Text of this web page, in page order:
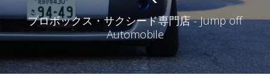
プロボックス・サクシード専門店 - Jump off
Automobile